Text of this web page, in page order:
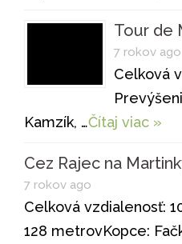
Tour de
7 rokov ago
Celková
Kamzík, …Čítaj viac »
Cez Rajec na
7 rokov ago
Celková vzdialenosť:
128 metrovKopce: